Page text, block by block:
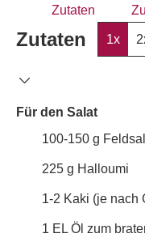
Zutaten
Zutaten 1x
Für den Salat
100-150 g
225 g Halloumi
1-2 Kaki (je nach
1 EL Öl zum